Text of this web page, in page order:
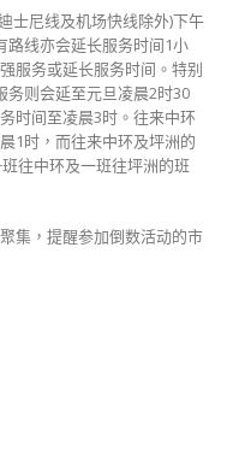
士尼线及机场快线除外)下午
路线亦会延长服务时间1小
服务或延长服务时间。特别
务则会延至元旦凌晨2时30
时间至凌晨3时。往来中环
1时，而往来中环及坪洲的
往中环及一班往坪洲的班
集，提醒参加倒数活动的市